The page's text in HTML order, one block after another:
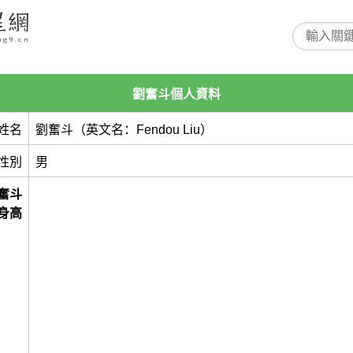
劉奮斗個人資料
名 劉奮斗（英文名：Fendou Liu）
別 男
斗
高